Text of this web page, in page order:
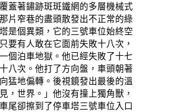
蓋著鏽跡斑斑鐵網的多層機械式
片窄巷的盡頭散發出不正常的綠
是個異類，它的三號車位始終空
要有人敢在它面前失敗十八次，
個泊車地獄。他已經失敗了十七
八次。他打了方向盤，車頭朝著
猛地偏轉。後視鏡發出最後的溫
，世界。」他沒有撞上獨角獸，
尾卻擦到了停車塔三號車位入口